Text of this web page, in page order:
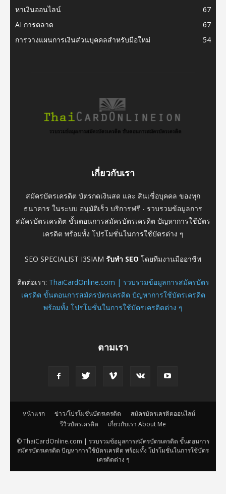
หาเงินออนไลน์
67
AI การตลาด
67
การวางแผนการเงินส่วนบุคคลสำหรับมือใหม่
54
เกี่ยวกับเรา
สมัครบัตรเครดิต บัตรกดเงินสด และ สินเชื่อบุคคล ของทุก
ธนาคาร ในระบบ อนุมัติเร็ว บริการฟรี - รวบรวมข้อมูลการ
สมัครบัตรเครดิต ขั้นตอนการสมัครบัตรเครดิต ปัญหาการใช้บัตร
เครดิต พร้อมทั้ง โปรโมชั่นในการใช้บัตรต่าง ๆ
SEO SPECIALIST I3SIAM รับทำ SEO โดยทีมงานมืออาชีพ
ติดต่อเรา: ThaiCardOnline.com | รวบรวมข้อมูลการสมัครบัตร
เครดิต ขั้นตอนการสมัครบัตรเครดิต ปัญหาการใช้บัตรเครดิต
พร้อมทั้ง โปรโมชั่นในการใช้บัตรเครดิตต่าง ๆ
ตามเรา
หน้าแรก ข่าว/โปรโมชั่นบัตรเครดิต
สมัครบัตรเครดิตออนไลน์
รีวิวบัตรเครดิต
เกี่ยวกับเรา About Me
© ThaiCardOnline.com | รวบรวมข้อมูลการสมัครบัตรเครดิต ขั้นตอนการ
สมัครบัตรเครดิต ปัญหาการใช้บัตรเครดิต พร้อมทั้ง โปรโมชั่นในการใช้บัตร
เครดิตต่าง ๆ